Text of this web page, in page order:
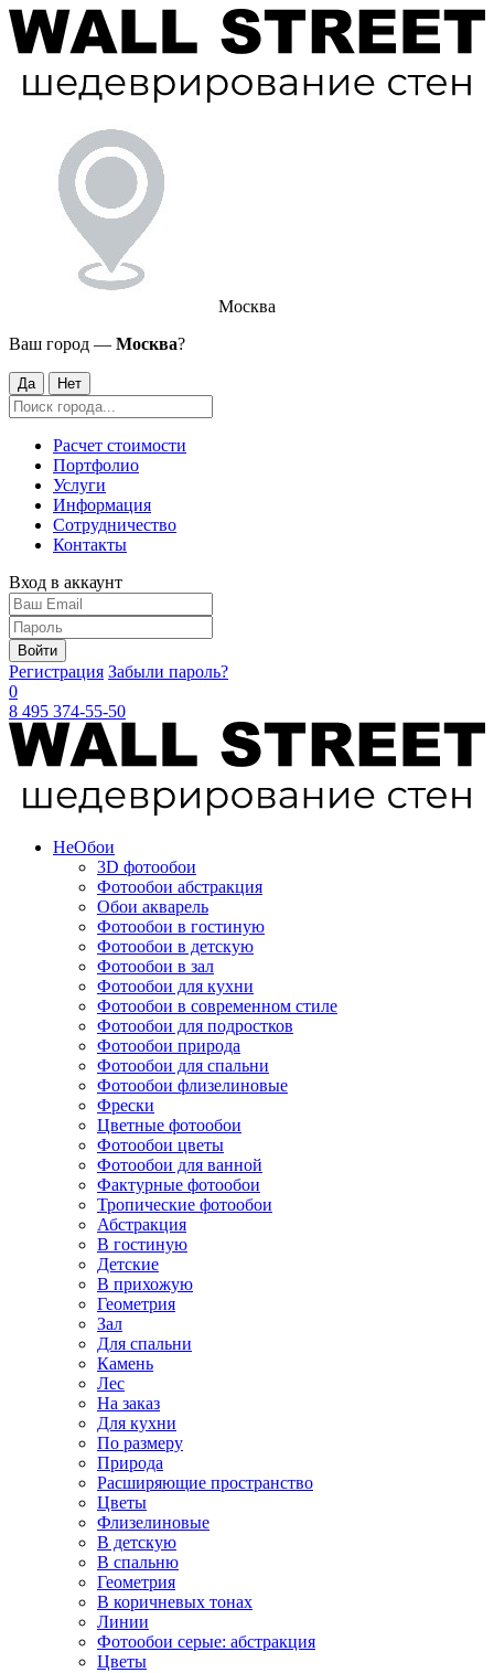
Москва
Ваш город — Москва?
Да Нет
Расчет стоимости
Портфолио
Услуги
Информация
Сотрудничество
Контакты
Вход в аккаунт
Войти
Регистрация Забыли пароль?
0
8 495 374-55-50
НеОбои
3D фотообои
Фотообои абстракция
Обои акварель
Фотообои в гостиную
Фотообои в детскую
Фотообои в зал
Фотообои для кухни
Фотообои в современном стиле
Фотообои для подростков
Фотообои природа
Фотообои для спальни
Фотообои флизелиновые
Фрески
Цветные фотообои
Фотообои цветы
Фотообои для ванной
Фактурные фотообои
Тропические фотообои
Абстракция
В гостиную
Детские
В прихожую
Геометрия
Зал
Для спальни
Камень
Лес
На заказ
Для кухни
По размеру
Природа
Расширяющие пространство
Цветы
Флизелиновые
В детскую
В спальню
Геометрия
В коричневых тонах
Линии
Фотообои серые: абстракция
Цветы